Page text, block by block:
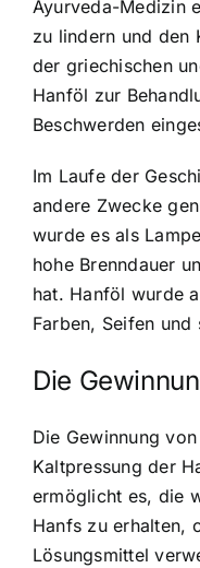
Ayurveda-Medizin
zu lindern und den
der griechischen
Hanföl zur
Beschwerden
Im Laufe der
andere Zwecke
wurde es als
hohe Brenndauer
hat. Hanföl wurde
Farben, Seifen
Die
Die Gewinnung
Kaltpressung der
ermöglicht es, die
Hanfs zu erhalten,
Lösungsmittel